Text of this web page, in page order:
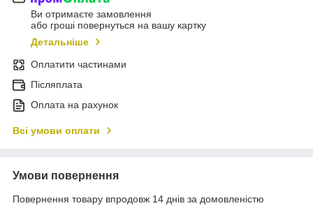
Ви отримаєте замовлення
або гроші повернуться на вашу картку
Детальніше
Оплатити частинами
Післяплата
Оплата на рахунок
Всі умови оплати
Умови повернення
Повернення товару впродовж 14 днів за домовленістю